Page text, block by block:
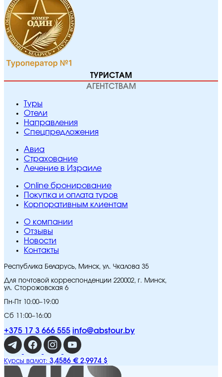
ТУРИСТАМ
АГЕНТСТВАМ
Туры
Отели
Направления
Спецпредложения
Авиа
Страхование
Лечение в Израиле
Online бронирование
Покупка и оплата туров
Корпоративным клиентам
O компании
Отзывы
Новости
Контакты
Республика Беларусь, Минск, ул. Чкалова 35
Для почтовой корреспонденции 220002, г. Минск,
ул. Сторожовская 6
Пн-Пт 10:00–19:00
Сб 11:00–16:00
+375 17 3 666 555 info@abstour.by
Курсы валют: 3,4586 € 2,9974 $